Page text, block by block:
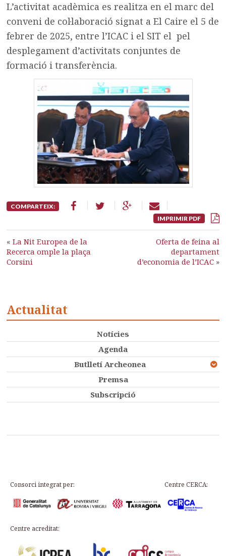
L’activitat acadèmica es realitza en el marc del
conveni de col·laboració signat a El Caire el 5 de
febrer de 2025, entre l’ICAC i el SIT el pel
desplegament d’activitats conjuntes de
formació i transferència.
COMPARTEIX:
IMPRIMIR PDF
«La Nit Europea de la
Recerca omple la plaça
Corsini
Oferta de feina al
departament
d’economia de l’ICAC»
Actualitat
Notícies
Agenda
Butlletí Archeonea
Premsa
Subscripció
Consorci integrat per: Centre CERCA:
Centre acreditat: